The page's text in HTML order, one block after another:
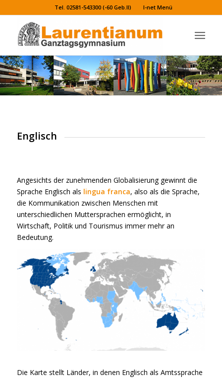
Tel. 02581-543300 (-60 Geb.II) I-net Menü
Englisch
Angesichts der zunehmenden Globalisierung gewinnt die
Sprache Englisch als lingua franca, also als die Sprache,
die Kommunikation zwischen Menschen mit
unterschiedlichen Muttersprachen ermöglicht, in
Wirtschaft, Politik und Tourismus immer mehr an
Bedeutung.
Die Karte stellt Länder, in denen Englisch als Amtssprache